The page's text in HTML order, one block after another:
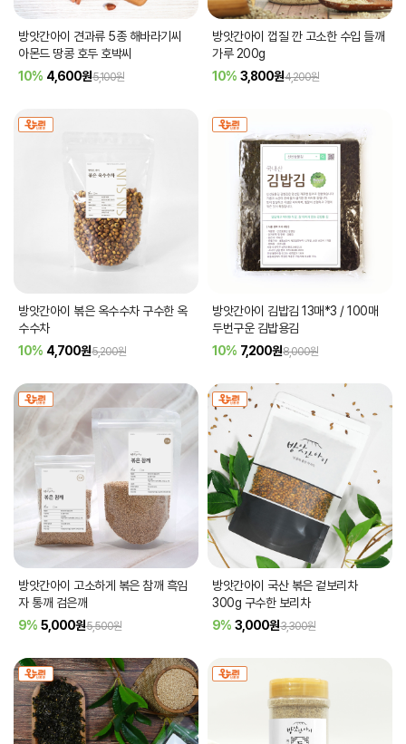
방앗간아이 견과류 5종 해바라기씨
아몬드 땅콩 호두 호박씨
10% 4,600원5,100원
방앗간아이 껍질 깐 고소한 수입 들깨
가루 200g
10% 3,800원4,200원
방앗간아이 볶은 옥수수차 구수한 옥
수수차
10% 4,700원5,200원
방앗간아이 김밥김 13매*3 / 100매
두번구운 김밥용김
10% 7,200원8,000원
방앗간아이 고소하게 볶은 참깨 흑임
자 통깨 검은깨
9% 5,000원5,500원
방앗간아이 국산 볶은 겉보리차
300g 구수한 보리차
9% 3,000원3,300원